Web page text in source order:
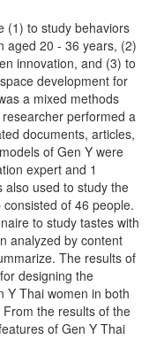
(1) to study behaviors
aged 20 - 36 years, (2)
innovation, and (3) to
development for
a mixed methods
performed a
documents, articles,
of Gen Y were
expert and 1
also used to study the
of 46 people.
to study tastes with
analyzed by content
The results of
designing the
Y Thai women in both
the results of the
of Gen Y Thai